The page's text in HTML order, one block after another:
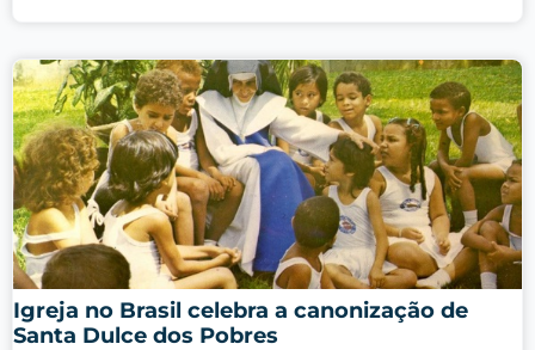
Igreja no Brasil celebra a canonização de
Santa Dulce dos Pobres